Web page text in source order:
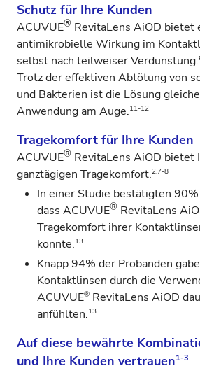
Schutz für Ihre Kunden
ACUVUE® RevitaLens AiOD bietet
antimikrobielle Wirkung im
selbst nach teilweiser Verdunstung.
Trotz der effektiven Abtötung von
und Bakterien ist die Lösung
Anwendung am Auge.11-12
Tragekomfort für Ihre Kunden
ACUVUE® RevitaLens AiOD bietet
ganztägigen Tragekomfort.2,7-8
In einer Studie bestätigten
dass ACUVUE® RevitaLens
Tragekomfort ihrer
konnte.13
Knapp 94% der Probanden
Kontaktlinsen durch die
ACUVUE® RevitaLens AiOD
anfühlten.13
Auf diese bewährte
und Ihre Kunden vertrauen1-3